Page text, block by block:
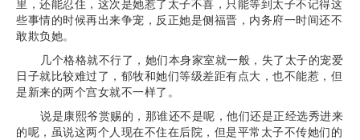
里，还能忍住，这次是她惹了太子不喜，只能等到太子不记得这
些事情的时候再出来争宠，反正她是侧福晋，内务府一时间还不
敢欺负她。
几个格格就不行了，她们本身家室就一般，失了太子的宠爱
日子就比较难过了，郁牧和她们等级差距有点大，也不能惹，但
是新来的两个宫女就不一样了。
说是康熙爷赏赐的，那谁还不是呢，他们还是正经选秀进来
的呢，虽说这两个人现在不住在后院，但是平常太子不传她们的